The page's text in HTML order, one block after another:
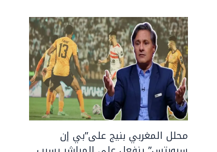
محلل المغربي بنيج على”بي إن